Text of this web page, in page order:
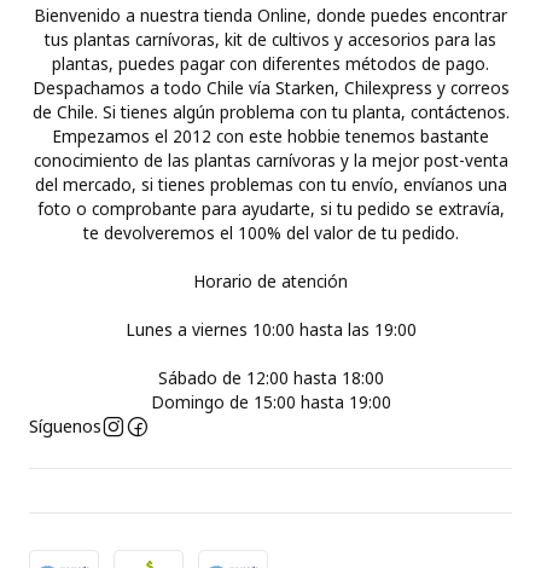
Bienvenido a nuestra tienda Online, donde puedes encontrar
tus plantas carnívoras, kit de cultivos y accesorios para las
plantas, puedes pagar con diferentes métodos de pago.
Despachamos a todo Chile vía Starken, Chilexpress y correos
de Chile. Si tienes algún problema con tu planta, contáctenos.
Empezamos el 2012 con este hobbie tenemos bastante
conocimiento de las plantas carnívoras y la mejor post-venta
del mercado, si tienes problemas con tu envío, envíanos una
foto o comprobante para ayudarte, si tu pedido se extravía,
te devolveremos el 100% del valor de tu pedido.
Horario de atención
Lunes a viernes 10:00 hasta las 19:00
Sábado de 12:00 hasta 18:00
Domingo de 15:00 hasta 19:00
Síguenos